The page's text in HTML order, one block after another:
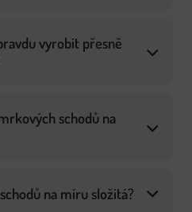
vyrobit přesně
schodů na
na míru složitá?